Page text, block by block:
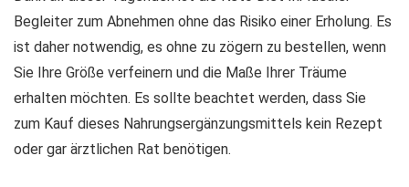
Begleiter zum Abnehmen ohne das Risiko einer Erholung. Es
ist daher notwendig, es ohne zu zögern zu bestellen, wenn
Sie Ihre Größe verfeinern und die Maße Ihrer Träume
erhalten möchten. Es sollte beachtet werden, dass Sie
zum Kauf dieses Nahrungsergänzungsmittels kein Rezept
oder gar ärztlichen Rat benötigen.